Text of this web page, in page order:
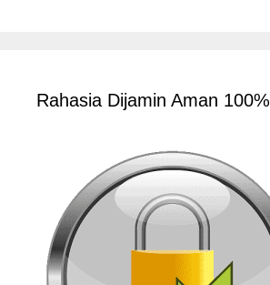
Rahasia Dijamin Aman 100%